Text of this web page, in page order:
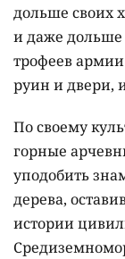
дольше своих
и даже дольше
трофеев
руин и двери,
По своему
горные
уподобить
дерева,
истории